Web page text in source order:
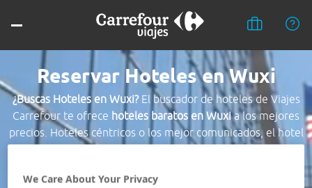
Reservar Hoteles en Wuxi
¿Buscas Hoteles en Wuxi?El buscador de hoteles de Viajes
Carrefour te ofrece hoteles baratos en Wuxia los mejores
precios. Hoteles céntricos o los mejor comunicados, el hotel
que busques nosotros te lo encontramos al mejor precio.
Destino *
We Care About Your Privacy